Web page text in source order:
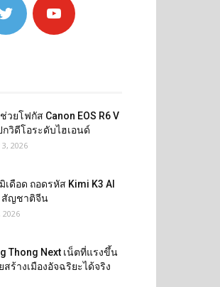
วยโฟกัส Canon EOS R6 V
กวิดีโอระดับไฮเอนด์
2026
เดือด ถอดรหัส Kimi K3 AI
สัญชาติจีน
2026
Thong Next เน็ตที่แรงขึ้น
สร้างเมืองอัจฉริยะได้จริง